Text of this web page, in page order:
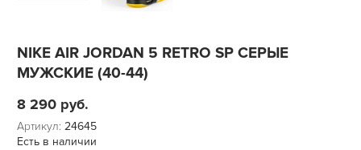
NIKE AIR JORDAN 5 RETRO SP СЕРЫЕ
МУЖСКИЕ (40-44)
8 290 руб.
Артикул: 24645
Есть в наличии